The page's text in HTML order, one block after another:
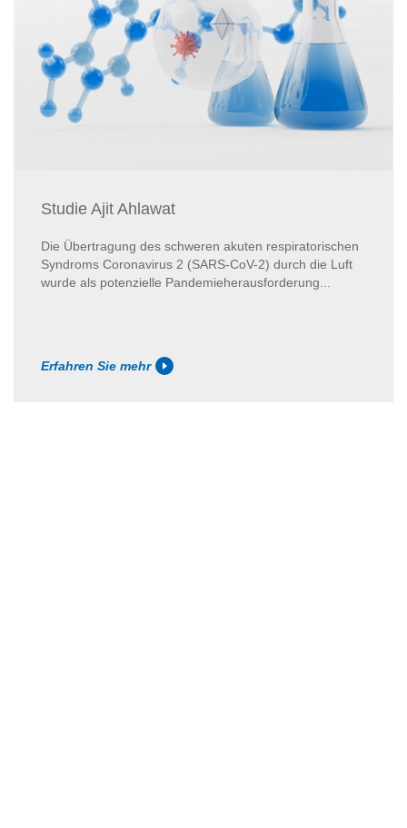
Studie Ajit Ahlawat
Die Übertragung des schweren akuten respiratorischen
Syndroms Coronavirus 2 (SARS-CoV-2) durch die Luft
wurde als potenzielle Pandemieherausforderung...
Erfahren Sie mehr